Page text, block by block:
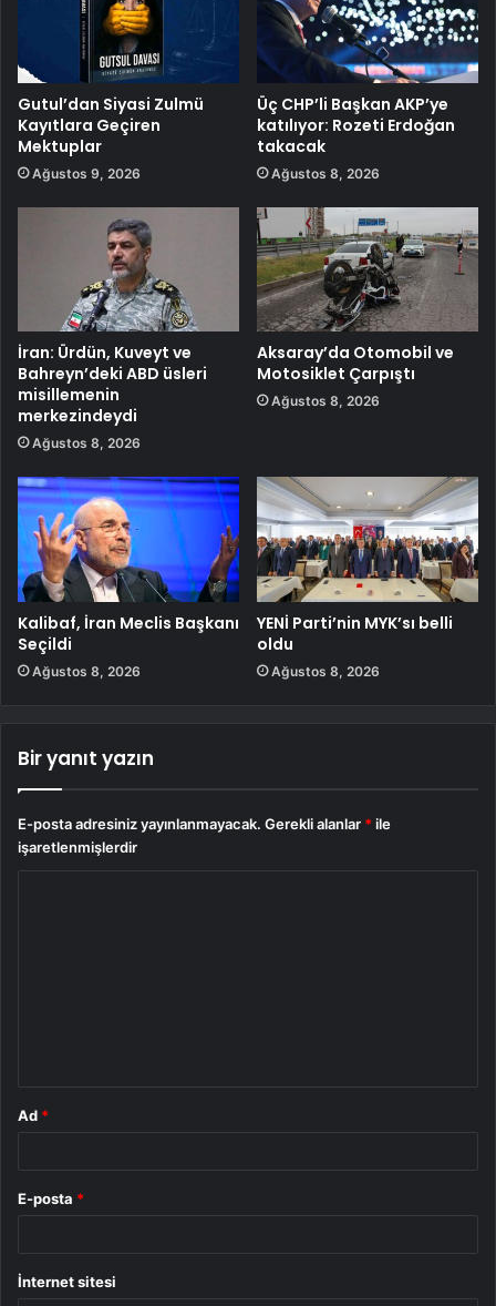
Gutul’dan Siyasi Zulmü
Kayıtlara Geçiren
Mektuplar
Ağustos 9, 2026
Üç CHP’li Başkan AKP’ye
katılıyor: Rozeti Erdoğan
takacak
Ağustos 8, 2026
İran: Ürdün, Kuveyt ve
Bahreyn’deki ABD üsleri
misillemenin
merkezindeydi
Ağustos 8, 2026
Aksaray’da Otomobil ve
Motosiklet Çarpıştı
Ağustos 8, 2026
Kalibaf, İran Meclis Başkanı
Seçildi
Ağustos 8, 2026
YENİ Parti’nin MYK’sı belli
oldu
Ağustos 8, 2026
Bir yanıt yazın
E-posta adresiniz yayınlanmayacak. Gerekli alanlar * ile
işaretlenmişlerdir
Ad *
E-posta *
İnternet sitesi